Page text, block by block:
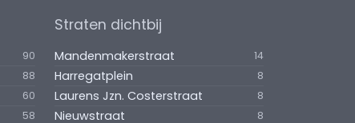
90
88
60
58
Straten dichtbij
Mandenmakerstraat 14
Harregatplein 8
Laurens Jzn. Costerstraat 8
Nieuwstraat 8